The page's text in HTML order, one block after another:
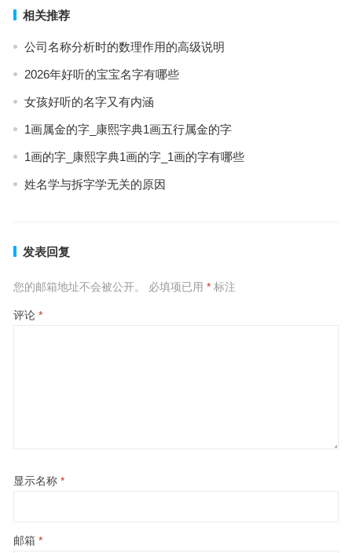
相关推荐
公司名称分析时的数理作用的高级说明
2026年好听的宝宝名字有哪些
女孩好听的名字又有内涵
1画属金的字_康熙字典1画五行属金的字
1画的字_康熙字典1画的字_1画的字有哪些
姓名学与拆字学无关的原因
发表回复
您的邮箱地址不会被公开。 必填项已用 *标注
评论 *
显示名称 *
邮箱 *